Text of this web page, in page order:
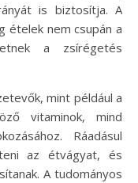
is biztosítja. A
ételek nem csupán a
a zsírégetés
mint például a
vitaminok, mind
Ráadásul
az étvágyat, és
A tudományos